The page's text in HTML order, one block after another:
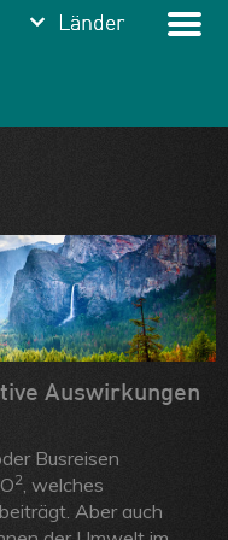
keyboard_arrow_down Länder
Samoa
Tonga
Vanuatu
Neukaledonien
keyboard_arrow_down Länder
Auswirkungen
Busreisen
2, welches
Aber auch